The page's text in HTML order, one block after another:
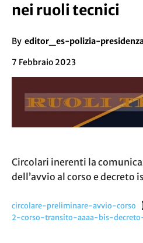
nei ruoli tecnici
By editor_es-polizia-
7 Febbraio 2023
Circolari inerenti la
dell’avvio al corso e
circolare-preliminare-avvio-corso
2-corso-transito-aaaa-bis-